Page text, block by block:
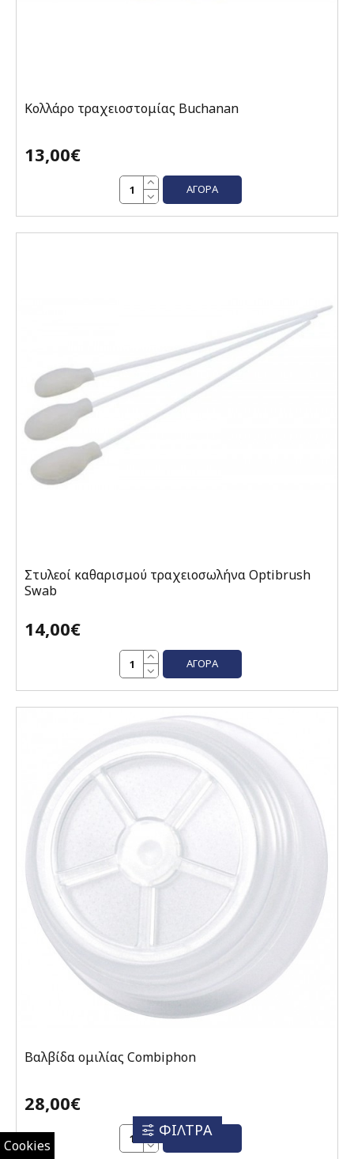
Cookies
Κολλάρο τραχειοστομίας Buchanan
13,00€
ΑΓΟΡΆ
Στυλεοί καθαρισμού τραχειοσωλήνα Optibrush
Swab
14,00€
ΑΓΟΡΆ
Βαλβίδα ομιλίας Combiphon
28,00€
ΑΓΟΡΆ
ΦΙΛΤΡΑ